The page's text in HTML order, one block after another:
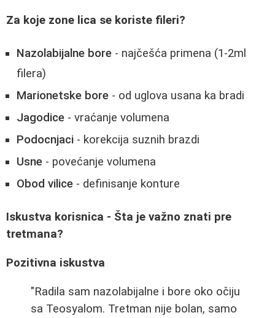
Za koje zone lica se koriste fileri?
Nazolabijalne bore - najčešća primena (1-2ml
filera)
Marionetske bore - od uglova usana ka bradi
Jagodice - vraćanje volumena
Podocnjaci - korekcija suznih brazdi
Usne - povećanje volumena
Obod vilice - definisanje konture
Iskustva korisnica - Šta je važno znati pre
tretmana?
Pozitivna iskustva
"Radila sam nazolabijalne i bore oko očiju
sa Teosyalom. Tretman nije bolan, samo